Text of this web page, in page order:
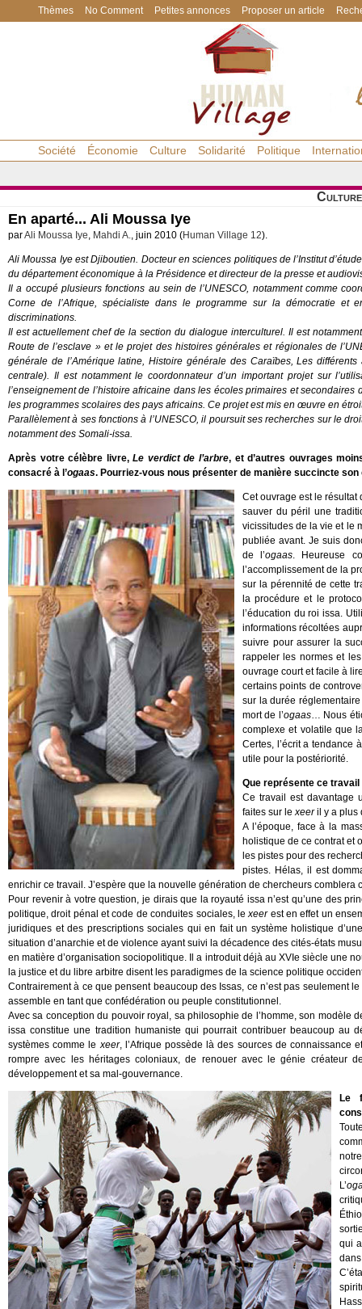
Thèmes No Comment Petites annonces Proposer un article
Société Économie Culture Solidarité Politique
Culture
En aparté... Ali Moussa Iye
parAli Moussa Iye, Mahdi A., juin 2010 (Human Village 12).
Ali Moussa Iye est Djiboutien. Docteur en sciences politiques de l’Institut
du département économique à la Présidence et directeur de la presse et
Il a occupé plusieurs fonctions au sein de l’UNESCO, notamment comme
Corne de l’Afrique, spécialiste dans le programme sur la démocratie
discriminations.
Il est actuellement chef de la section du dialogue interculturel. Il est
Route de l’esclave » et le projet des histoires générales et régionales de
générale de l’Amérique latine, Histoire générale des Caraïbes, Les
centrale). Il est notamment le coordonnateur d’un important projet sur
l’enseignement de l’histoire africaine dans les écoles primaires et
les programmes scolaires des pays africains. Ce projet est mis en œuvre en
Parallèlement à ses fonctions à l’UNESCO, il poursuit ses recherches sur le
notamment des Somali-issa.
Après votre célèbre livre,Le verdict de l’arbre, et d’autres ouvrages
consacré à l’ogaas. Pourriez-vous nous présenter de manière succincte son
Cet ouvrage est le résultat
sauver du péril une
vicissitudes de la vie et le
publiée avant. Je suis
de l’ogaas. Heureuse
l’accomplissement de la
sur la pérennité de cette
la procédure et le
l’éducation du roi issa.
informations récoltées
suivre pour assurer la
rappeler les normes et
ouvrage court et facile à
certains points de
sur la durée
mort de l’ogaas… Nous
complexe et volatile que
Certes, l’écrit a tendance
utile pour la postériorité.
Que représente ce
Ce travail est davantage
faites sur lexeeril y a plus
A l’époque, face à la
holistique de ce contrat et
les pistes pour des
pistes. Hélas, il est
enrichir ce travail. J’espère que la nouvelle génération de chercheurs comblera
Pour revenir à votre question, je dirais que la royauté issa n’est qu’une des
politique, droit pénal et code de conduites sociales, lexeerest en effet un
juridiques et des prescriptions sociales qui en fait un système holistique
situation d’anarchie et de violence ayant suivi la décadence des cités-états
en matière d’organisation sociopolitique. Il a introduit déjà au XVIe siècle une
la justice et du libre arbitre disent les paradigmes de la science politique
Contrairement à ce que pensent beaucoup des Issas, ce n’est pas seulement
assemble en tant que confédération ou peuple constitutionnel.
Avec sa conception du pouvoir royal, sa philosophie de l’homme, son
issa constitue une tradition humaniste qui pourrait contribuer beaucoup au
systèmes comme lexeer, l’Afrique possède là des sources de connaissance
rompre avec les héritages coloniaux, de renouer avec le génie créateur
développement et sa mal-gouvernance.
Le
L’
qui